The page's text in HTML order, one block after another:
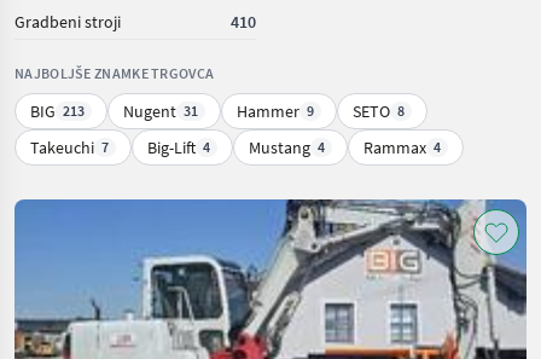
Gradbeni stroji
410
NAJBOLJŠE ZNAMKE TRGOVCA
BIG 213 Nugent 31 Hammer 9 SETO 8
Takeuchi 7 Big-Lift 4 Mustang 4 Rammax 4